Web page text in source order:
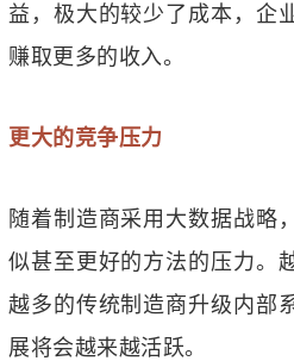
益，极大的较少了成本，企
赚取更多的收入。
更大的竞争压力
随着制造商采用大数据战略
似甚至更好的方法的压力。
越多的传统制造商升级内部
展将会越来越活跃。